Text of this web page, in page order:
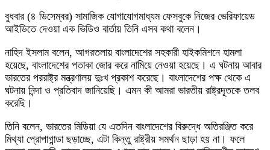
বুধবার (৪ ডিসেম্বর) সামাজিক যোগাযোগমাধ্যম ফেসবুকে নিজের ভেরিফায়েড
আইডিতে দেওয়া এক ভিডিও বার্তায় তিনি এসব কথা বলেন।
নাহিদ ইসলাম বলেন, আগরতলায় বাংলাদেশের সহকারী হাইকমিশনে হামলা
হয়েছে, বাংলাদেশের পতাকা জোর করে নামিয়ে নেওয়া হয়েছে। এ ঘটনায় আবার
ভারতের পররাষ্ট্র মন্ত্রণালয় দুঃখ প্রকাশ করেছে। বাংলাদেশের পক্ষ থেকে এ
ঘটনায় নিন্দা ও প্রতিবাদ জানিয়েছি। এমন কী আমরা ভারতীয় রাষ্ট্রদূতকে তলব
করেছি।
তিনি বলেন, ভারতের মিডিয়া যে এতদিন বাংলাদেশের বিরুদ্ধে অতিরঞ্জিত করে
মিথ্যা প্রোপাগান্ডা ছড়াচ্ছে, এটা কিন্তু রাষ্ট্রীয় সমর্থন ছাড়া হয় না। ফলে